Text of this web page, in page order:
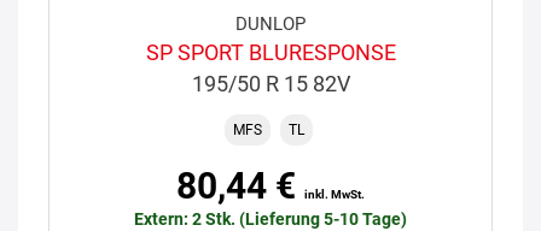
DUNLOP
SP SPORT BLURESPONSE
195/50 R 15 82V
MFS TL
80,44 € inkl. MwSt.
Extern: 2 Stk. (Lieferung 5-10 Tage)